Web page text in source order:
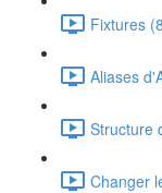
Fixtures
Aliases
Structure
Changer